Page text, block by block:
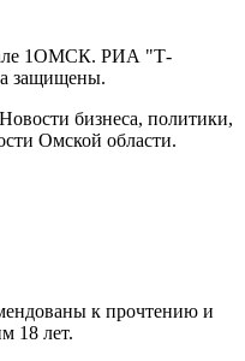
1ОМСК. РИА "Т-
защищены.
бизнеса, политики,
Омской области.
к прочтению и
18 лет.